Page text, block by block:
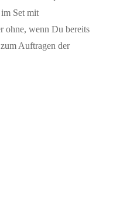
Set mit
ohne, wenn Du bereits
Auftragen der